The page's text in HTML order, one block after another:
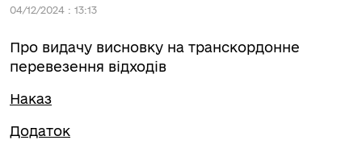
04/12/2024 : 13:13
Про видачу висновку на транскордонне
перевезення відходів
Наказ
Додаток